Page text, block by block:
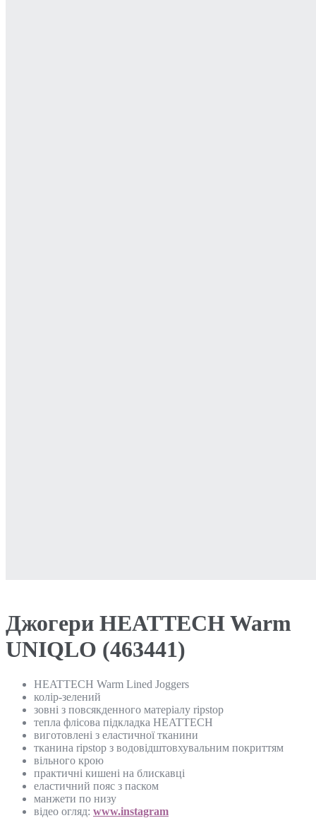
Джогери HEATTECH Warm
UNIQLO (463441)
HEATTECH Warm Lined Joggers
колір-зелений
зовні з повсякденного матеріалу ripstop
тепла флісова підкладка HEATTECH
виготовлені з еластичної тканини
тканина ripstop з водовідштовхувальним покриттям
вільного крою
практичні кишені на блискавці
еластичний пояс з паском
манжети по низу
відео огляд: www.instagram